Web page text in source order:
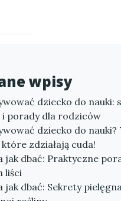
wpisy
dziecko do nauki:
porady dla rodziców
dziecko do
zdziałają cuda!
jak dbać: Praktyczne
liści
jak dbać: Sekrety